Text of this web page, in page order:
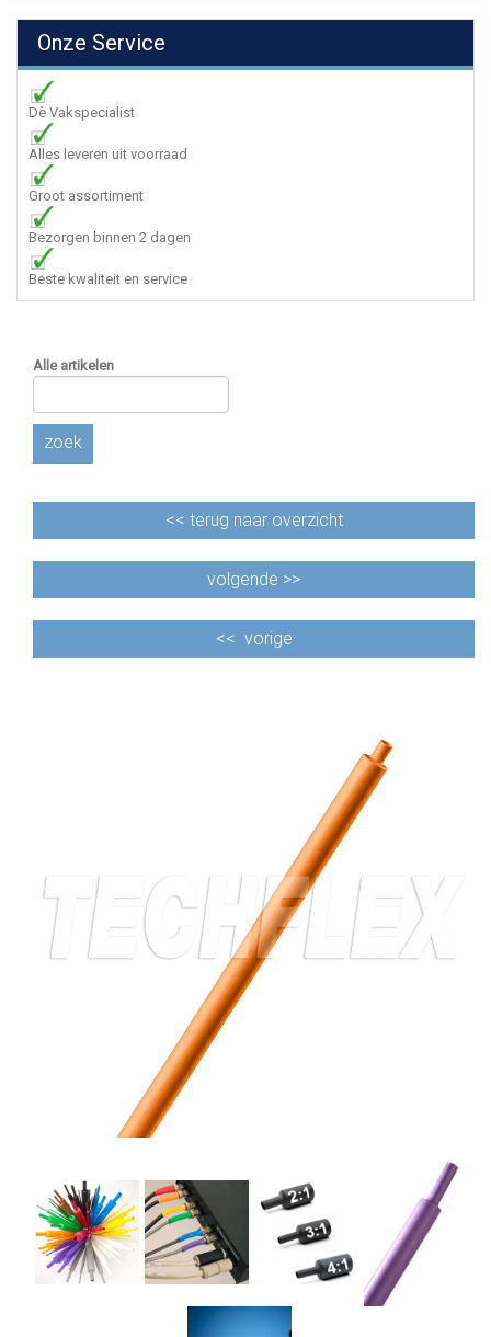
Onze Service
Dè Vakspecialist
Alles leveren uit voorraad
Groot assortiment
Bezorgen binnen 2 dagen
Beste kwaliteit en service
Alle artikelen
zoek
<< terug naar overzicht
volgende >>
<< vorige